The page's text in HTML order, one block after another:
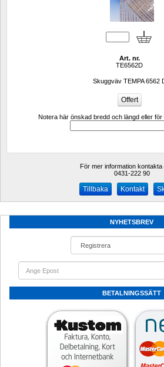
Art. nr.
TE6562D
Skuggväv TEMPA 6562
Notera här önskad bredd och längd eller
För mer information
0431-222 90
Kontakt
NYHETSBREV
BETALNINGSSÄTT